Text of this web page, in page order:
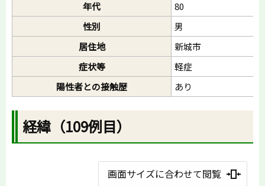
年代
80
性別
男
居住地
新城市
症状等
軽症
陽性者との接触歴
あり
経緯（109例目）
画面サイズに合わせて閲覧